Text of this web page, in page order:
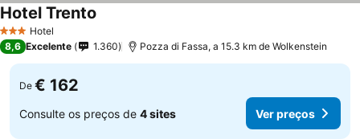
3 EstrelasHotel
Hotel Trento
8,6 Excelente 1.360 Pozza di Fassa, a 15.3 km de Wolkenstein
De € 162
Consulte os preços de 4 sites Ver preços